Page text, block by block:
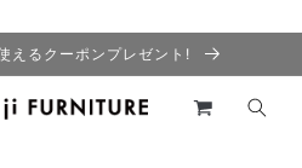
えるクーポンプレゼント!
カ
ー